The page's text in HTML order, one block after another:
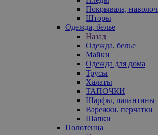
Покрывала,
Шторы
Одежда, белье
Назад
Одежда, белье
Майки
Одежда для дома
Трусы
Халаты
ТАПОЧКИ
Шарфы, палантины
Варежки, перчатки
Шапки
Полотенца